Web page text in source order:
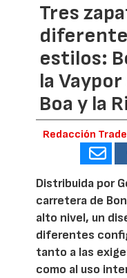
Tres
estilos:
la
Boa y la
Redacción
Distribuida por
carretera de
alto nivel, un
diferentes
tanto a las
como al uso